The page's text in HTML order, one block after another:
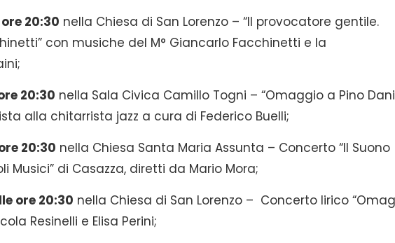
20:30 nella Chiesa di San Lorenzo – “Il provocatore gentile.
con musiche del M° Giancarlo Facchinetti e la
20:30 nella Sala Civica Camillo Togni – “Omaggio a Pino
alla chitarrista jazz a cura di Federico Buelli;
20:30 nella Chiesa Santa Maria Assunta – Concerto “Il Suono
Musici” di Casazza, diretti da Mario Mora;
ore 20:30 nella Chiesa di San Lorenzo – Concerto lirico
Resinelli e Elisa Perini;